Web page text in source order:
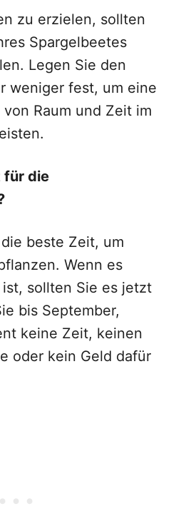
zu erzielen, sollten
Spargelbeetes
Legen Sie den
weniger fest, um eine
Raum und Zeit im
für die
beste Zeit, um
Wenn es
sollten Sie es jetzt
bis September,
keine Zeit, keinen
oder kein Geld dafür